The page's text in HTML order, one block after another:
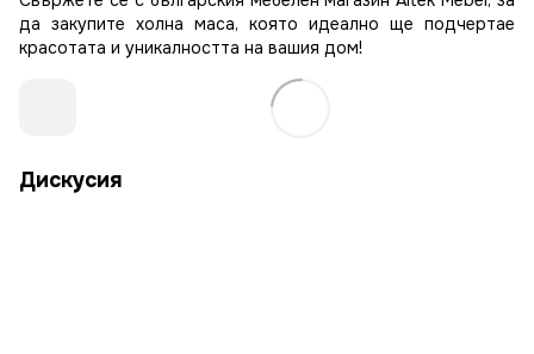
да закупите холна маса, която идеално ще подчертае
красотата и уникалността на вашия дом!
Дискусия